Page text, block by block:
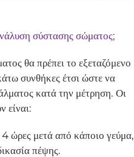
σύστασης σώματος;
θα πρέπει το εξεταζόμενο
συνθήκες έτσι ώστε να
κατά την μέτρηση. Οι
είναι:
ώρες μετά από κάποιο γεύμα,
πέψης.